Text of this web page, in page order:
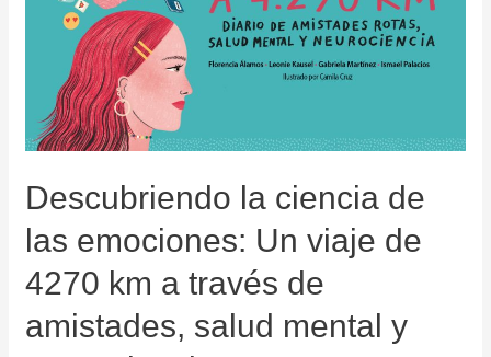
Descubriendo la ciencia de
las emociones: Un viaje de
4270 km a través de
amistades, salud mental y